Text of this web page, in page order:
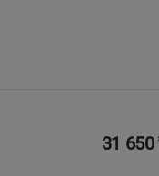
31 650